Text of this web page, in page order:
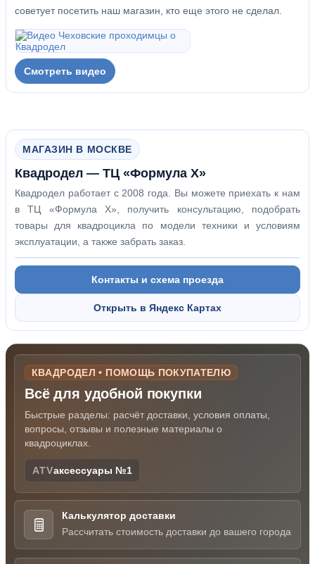
советует посетить наш магазин, кто еще этого не сделал.
Смотреть видео
МАГАЗИН В МОСКВЕ
Квадродел — ТЦ «Формула Х»
Квадродел работает с 2008 года. Вы можете приехать к нам
в ТЦ «Формула Х», получить консультацию, подобрать
товары для квадроцикла по модели техники и условиям
эксплуатации, а также забрать заказ.
Контакты и схема проезда
Открыть в Яндекс Картах
КВАДРОДЕЛ • ПОМОЩЬ ПОКУПАТЕЛЮ
Всё для удобной покупки
Быстрые разделы: расчёт доставки, условия оплаты,
вопросы, отзывы и полезные материалы о
квадроциклах.
ATVаксессуары №1
Калькулятор доставки
Рассчитать стоимость доставки до вашего города